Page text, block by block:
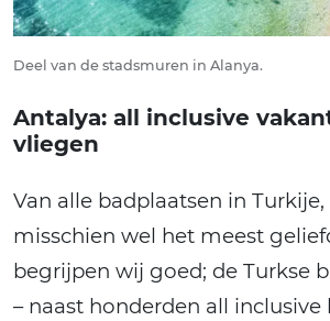
Deel van de stadsmuren in Alanya.
Antalya: all inclusive
vliegen
Van alle badplaatsen in Turkije,
misschien wel het meest
begrijpen wij goed; de Turkse
– naast honderden all inclusive